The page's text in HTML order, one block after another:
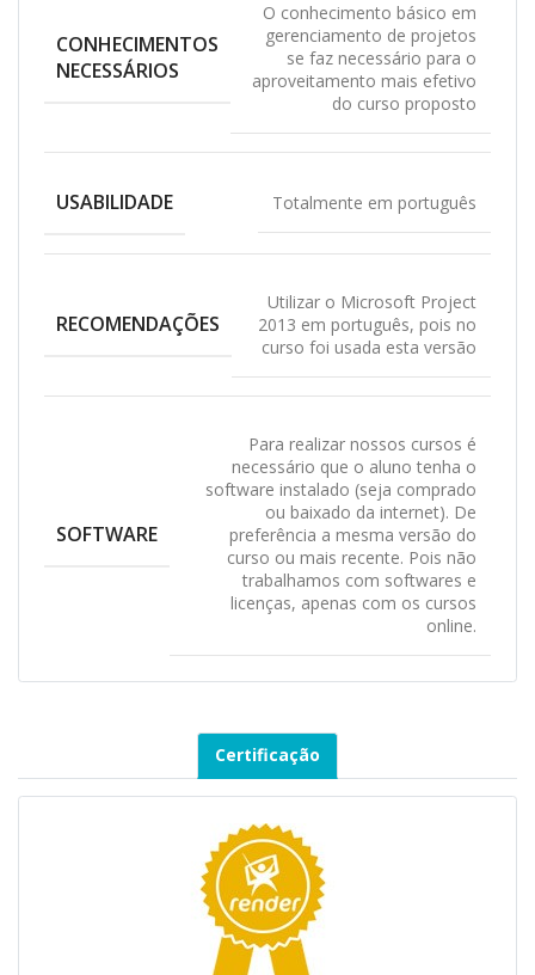
CONHECIMENTOS
NECESSÁRIOS
O conhecimento básico em
gerenciamento de projetos
se faz necessário para o
aproveitamento mais efetivo
do curso proposto
USABILIDADE Totalmente em português
RECOMENDAÇÕES
Utilizar o Microsoft Project
2013 em português, pois no
curso foi usada esta versão
SOFTWARE
Para realizar nossos cursos é
necessário que o aluno tenha o
software instalado (seja comprado
ou baixado da internet). De
preferência a mesma versão do
curso ou mais recente. Pois não
trabalhamos com softwares e
licenças, apenas com os cursos
online.
Certificação